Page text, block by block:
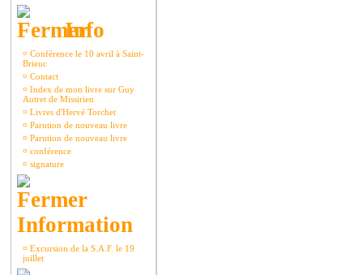
Info
¤ Conférence le 10 avril à Saint-
Brieuc
¤ Contact
¤ Index de mon livre sur Guy
Autret de Missirien
¤ Livres d'Hervé Torchet
¤ Parution de nouveau livre
¤ Parution de nouveau livre
¤ conférence
¤ signature
Information
¤ Excursion de la S.A.F. le 19
juillet